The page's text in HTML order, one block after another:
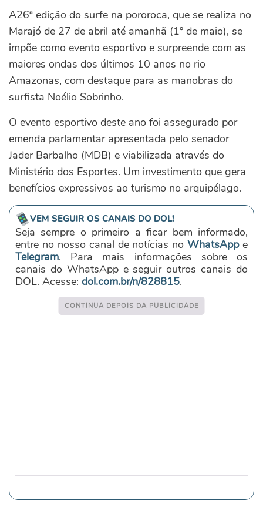
A26ª edição do surfe na pororoca, que se realiza no
Marajó de 27 de abril até amanhã (1º de maio), se
impõe como evento esportivo e surpreende com as
maiores ondas dos últimos 10 anos no rio
Amazonas, com destaque para as manobras do
surfista Noélio Sobrinho.
O evento esportivo deste ano foi assegurado por
emenda parlamentar apresentada pelo senador
Jader Barbalho (MDB) e viabilizada através do
Ministério dos Esportes. Um investimento que gera
benefícios expressivos ao turismo no arquipélago.
VEM SEGUIR OS CANAIS DO DOL!
Seja sempre o primeiro a ficar bem informado,
entre no nosso canal de notícias noWhatsAppe
Telegram. Para mais informações sobre os
canais do WhatsApp e seguir outros canais do
DOL. Acesse: dol.com.br/n/828815.